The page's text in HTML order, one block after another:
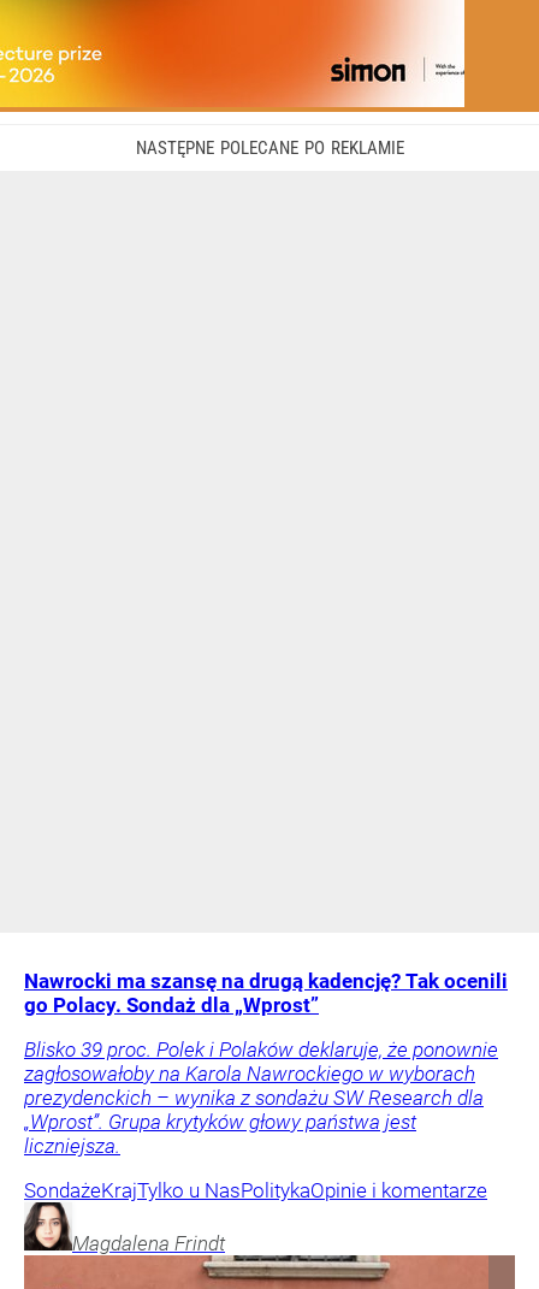
Nawrocki ma szansę na drugą kadencję? Tak ocenili
go Polacy. Sondaż dla „Wprost”
Blisko 39 proc. Polek i Polaków deklaruje, że ponownie
zagłosowałoby na Karola Nawrockiego w wyborach
prezydenckich – wynika z sondażu SW Research dla
„Wprost”. Grupa krytyków głowy państwa jest
liczniejsza.
SondażeKrajTylko u NasPolitykaOpinie i komentarze
Magdalena Frindt